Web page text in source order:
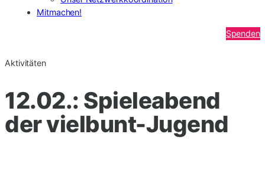
Mitmachen!
Spenden
Aktivitäten
12.02.: Spieleabend
der vielbunt-Jugend